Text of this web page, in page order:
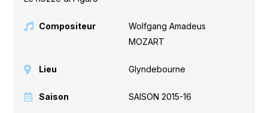
Compositeur
Wolfgang Amadeus
MOZART
Lieu Glyndebourne
Saison SAISON 2015-16